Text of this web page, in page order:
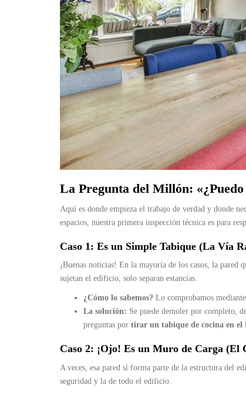
La Pregunta del Millón:
Aquí es donde empieza el trabajo de verdad y donde
espacios, nuestra primera inspección técnica es para
Caso 1: Es un Simple Tabique (La Vía
¡Buenas noticias! En la mayoría de los casos, la pared
sujetan el edificio, solo separan estancias.
¿Cómo lo sabemos? Lo comprobamos
La solución: Se puede demoler por completo,
preguntas por tirar un tabique de cocina en el
Caso 2: ¡Ojo! Es un Muro de Carga (El
A veces, esa pared sí forma parte de la estructura del
seguridad y la de todo el edificio.